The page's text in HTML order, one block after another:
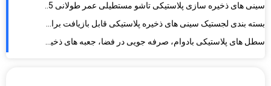
سطل های پلاستیکی بادوام، صرفه جویی در فضا، جعبه های ذخیره سازی مشکی قابل استفاده مجدد
سطل های ذخیره سازی 25 لیتری اقتصادی ذخیره سازی دارو، ظروف پلاستیکی بزرگ وزن سبک
ظروف انباشته پلاستیکی سازگار با محیط زیست PP